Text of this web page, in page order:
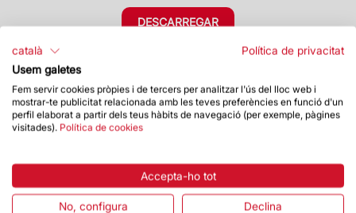
DESCARREGAR
DESCARREGAR
català
Política de privacitat
Usem galetes
Fem servir cookies pròpies i de tercers per analitzar l'ús del lloc web i
mostrar-te publicitat relacionada amb les teves preferències en funció d'un
perfil elaborat a partir dels teus hàbits de navegació (per exemple, pàgines
visitades). Política de cookies
Accepta-ho tot
No, configura Declina